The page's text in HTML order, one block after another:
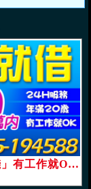
「桃園借錢」有工作就OK，來就借，24H服務，年滿20歲，10萬內，借幾天就還幾天的利息「即樂貸」